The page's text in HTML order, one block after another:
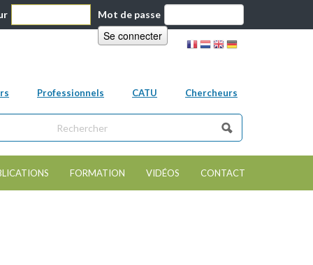
Mot de passe
Professionnels CATU Chercheurs
de recherche
ce site
FORMATION VIDÉOS CONTACT